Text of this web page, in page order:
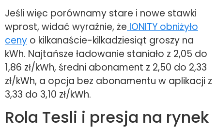
Jeśli więc porównamy stare i nowe stawki
wprost, widać wyraźnie, że IONITY obniżyło
ceny o kilkanaście-kilkadziesiąt groszy na
kWh. Najtańsze ładowanie staniało z 2,05 do
1,86 zł/kWh, średni abonament z 2,50 do 2,33
zł/kWh, a opcja bez abonamentu w aplikacji z
3,33 do 3,10 zł/kWh.
Rola Tesli i presja na rynek